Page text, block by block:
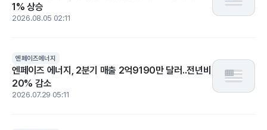
1% 상승
2026.08.05 02:11
엔페이즈에너지
엔페이즈 에너지, 2분기 매출 2억9190만 달러..전년비
20% 감소
2026.07.29 05:11